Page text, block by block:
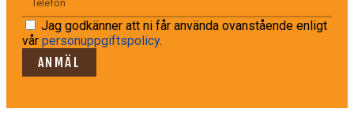
Jag godkänner att ni får använda ovanstående enligt
vår personuppgiftspolicy.
ANMÄL